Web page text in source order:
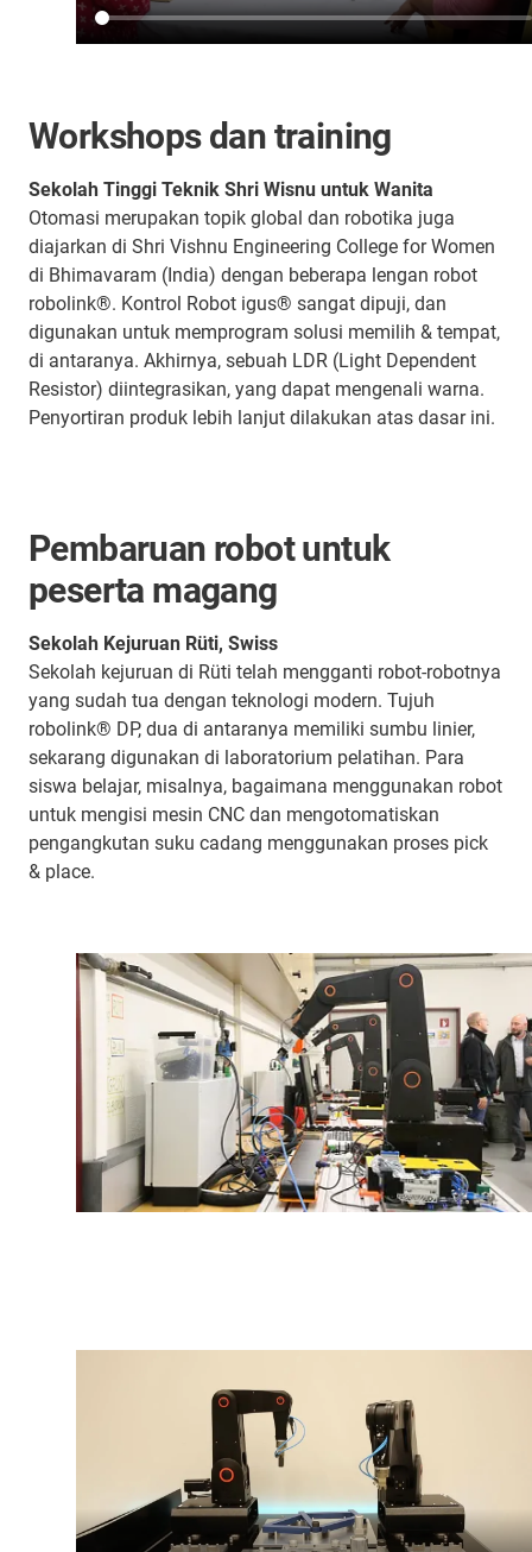
Workshops dan training
Sekolah Tinggi Teknik Shri Wisnu untuk Wanita
Otomasi merupakan topik global dan robotika juga
diajarkan di Shri Vishnu Engineering College for Women
di Bhimavaram (India) dengan beberapa lengan robot
robolink®. Kontrol Robot igus® sangat dipuji, dan
digunakan untuk memprogram solusi memilih & tempat,
di antaranya. Akhirnya, sebuah LDR (Light Dependent
Resistor) diintegrasikan, yang dapat mengenali warna.
Penyortiran produk lebih lanjut dilakukan atas dasar ini.
Pembaruan robot untuk
peserta magang
Sekolah Kejuruan Rüti, Swiss
Sekolah kejuruan di Rüti telah mengganti robot-robotnya
yang sudah tua dengan teknologi modern. Tujuh
robolink® DP, dua di antaranya memiliki sumbu linier,
sekarang digunakan di laboratorium pelatihan. Para
siswa belajar, misalnya, bagaimana menggunakan robot
untuk mengisi mesin CNC dan mengotomatiskan
pengangkutan suku cadang menggunakan proses pick
& place.